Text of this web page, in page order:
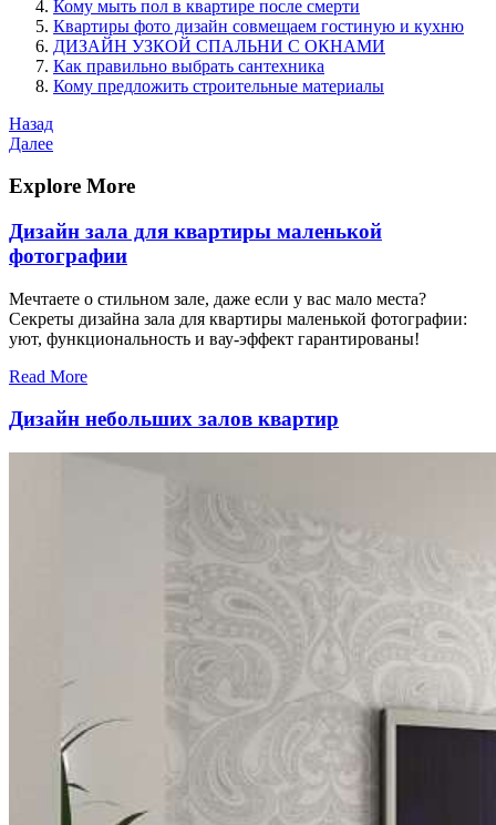
Кому мыть пол в квартире после смерти
Квартиры фото дизайн совмещаем гостиную и кухню
ДИЗАЙН УЗКОЙ СПАЛЬНИ С ОКНАМИ
Как правильно выбрать сантехника
Кому предложить строительные материалы
Навигация
по
записям
Предыдущая
запись
Назад
Следующая
Далее
Explore More
Дизайн зала для квартиры маленькой
фотографии
Мечтаете о стильном зале, даже если у вас мало места?
Секреты дизайна зала для квартиры маленькой фотографии:
уют, функциональность и вау-эффект гарантированы!
Read More
Дизайн небольших залов квартир